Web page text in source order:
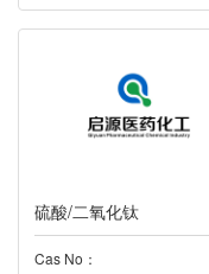
硫酸/二氧化钛
Cas No：